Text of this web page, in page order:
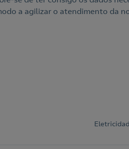
a agilizar o atendimento da